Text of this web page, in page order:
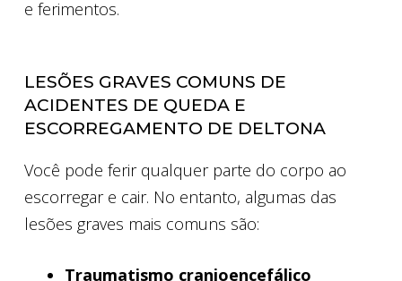
e ferimentos.
LESÕES GRAVES COMUNS DE
ACIDENTES DE QUEDA E
ESCORREGAMENTO DE DELTONA
Você pode ferir qualquer parte do corpo ao
escorregar e cair. No entanto, algumas das
lesões graves mais comuns são:
Traumatismo cranioencefálico